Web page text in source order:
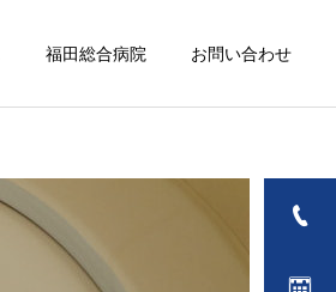
福田総合病院 お問い合わせ